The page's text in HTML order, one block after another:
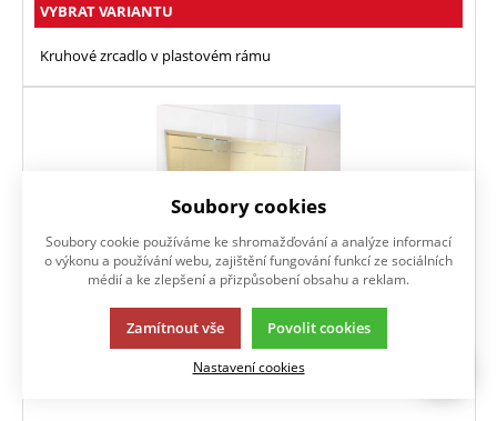
VYBRAT VARIANTU
Kruhové zrcadlo v plastovém rámu
Soubory cookies
Soubory cookie používáme ke shromažďování a analýze informací
o výkonu a používání webu, zajištění fungování funkcí ze sociálních
médií a ke zlepšení a přizpůsobení obsahu a reklam.
Zamítnout vše Povolit cookies
Nastavení cookies